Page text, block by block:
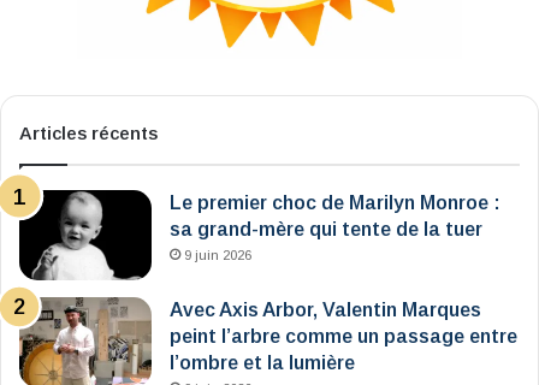
Articles récents
Le premier choc de Marilyn Monroe :
sa grand-mère qui tente de la tuer
9 juin 2026
Avec Axis Arbor, Valentin Marques
peint l’arbre comme un passage entre
l’ombre et la lumière